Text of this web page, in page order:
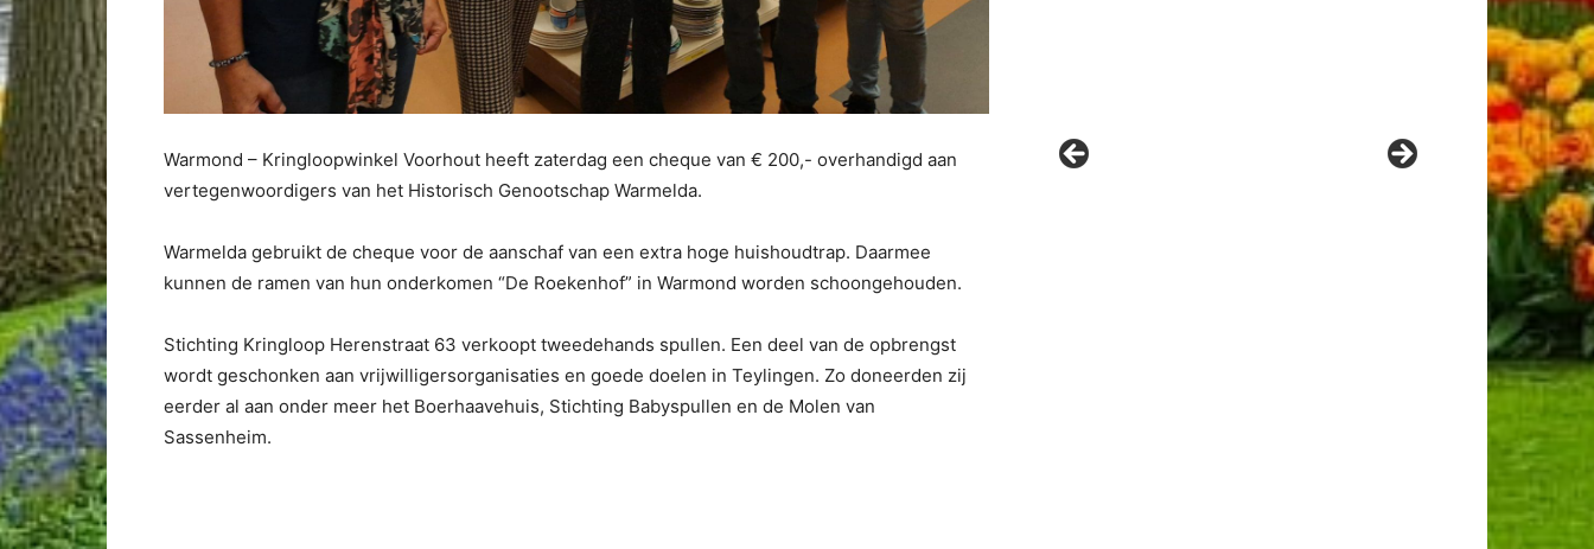
Warmond – Kringloopwinkel Voorhout heeft zaterdag een cheque van € 200,- overhandigd aan
vertegenwoordigers van het Historisch Genootschap Warmelda.
Warmelda gebruikt de cheque voor de aanschaf van een extra hoge huishoudtrap. Daarmee
kunnen de ramen van hun onderkomen “De Roekenhof” in Warmond worden schoongehouden.
Stichting Kringloop Herenstraat 63 verkoopt tweedehands spullen. Een deel van de opbrengst
wordt geschonken aan vrijwilligersorganisaties en goede doelen in Teylingen. Zo doneerden zij
eerder al aan onder meer het Boerhaavehuis, Stichting Babyspullen en de Molen van
Sassenheim.